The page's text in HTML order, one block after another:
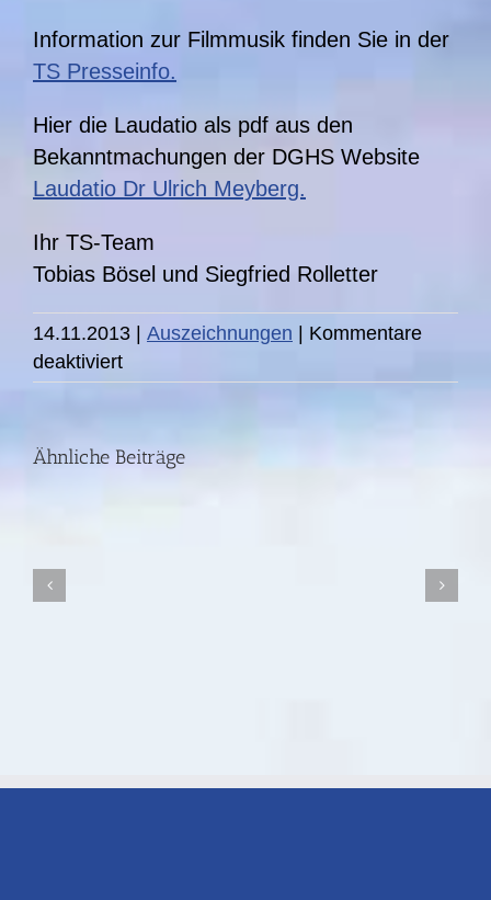
Information zur Filmmusik finden Sie in der
TS Presseinfo.
Hier die Laudatio als pdf aus den
Bekanntmachungen der DGHS Website
Laudatio Dr Ulrich Meyberg.
Ihr TS-Team
Tobias Bösel und Siegfried Rolletter
14.11.2013 Auszeichnungen
Kommentare
deaktiviertfür
Beeindruckende
bei
Sterbehelfern
Ähnliche Beiträge
erfolgreichstes
Sounddesign